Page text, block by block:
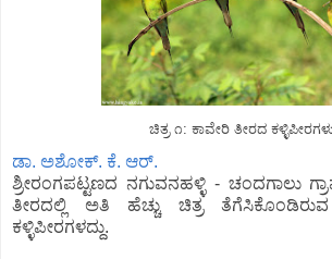
ಚಿತ್ರ ೧: ಕಾವೇರಿ ತೀರದ
ಡಾ. ಅಶೋಕ್. ಕೆ. ಆರ್.
ಶ್ರೀರಂಗಪಟ್ಟಣದ ನಗುವನಹಳ್ಳಿ - ಚಂದಗಾಲು
ತೀರದಲ್ಲಿ ಅತಿ ಹೆಚ್ಚು ಚಿತ್ರ
ಕಳ್ಳಿಪೀರಗಳದ್ದು.